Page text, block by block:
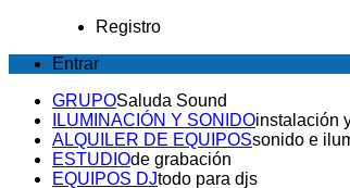
Registro
Entrar
GRUPOSaluda Sound
ILUMINACIÓN Y SONIDOinstalación
ALQUILER DE EQUIPOSsonido e
ESTUDIOde grabación
EQUIPOS DJtodo para djs